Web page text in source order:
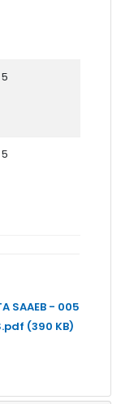
5
5
SAAEB - 005
(390 KB)